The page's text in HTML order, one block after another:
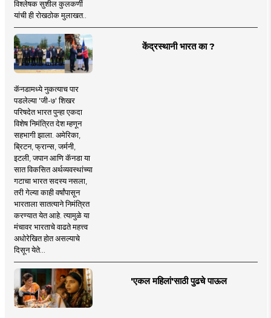
विश्लेषक सुशील कुलकर्णी
यांची ही रोखठोक मुलाखत..
केंद्रस्थानी भारत का ?
कॅनडामध्ये नुकत्याच पार
पडलेल्या 'जी-७' शिखर
परिषदेत भारत पुन्हा एकदा
विशेष निमंत्रित देश म्हणून
सहभागी झाला. अमेरिका,
ब्रिटन, फ्रान्स, जर्मनी,
इटली, जपान आणि कॅनडा या
सात विकसित अर्थव्यवस्थांच्या
गटाचा भारत सदस्य नसला,
तरी गेल्या काही वर्षांपासून
भारताला सातत्याने निमंत्रित
करण्यात येत आहे. त्यामुळे या
मंचावर भारताचे वाढते महत्त्व
अधोरेखित होत असल्याचे
दिसून येते...
'एकल महिलां'साठी पुढचे पाऊल